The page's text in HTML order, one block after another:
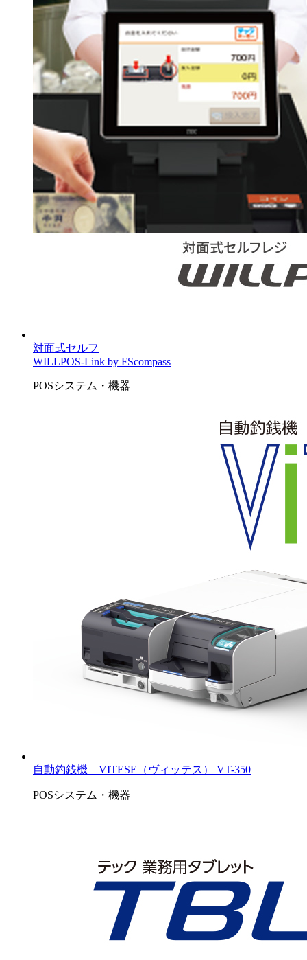
対面式セルフ
WILLPOS-Link by FScompass
POSシステム・機器
自動釣銭機 VITESE（ヴィッテス） VT-350
POSシステム・機器